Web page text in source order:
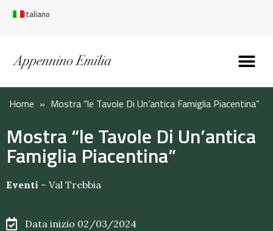
Italiano
Home » Mostra “le Tavole Di Un’antica Famiglia Piacentina”
Mostra “le Tavole Di Un’antica
Famiglia Piacentina”
Eventi – Val Trebbia
Data inizio 02/03/2024